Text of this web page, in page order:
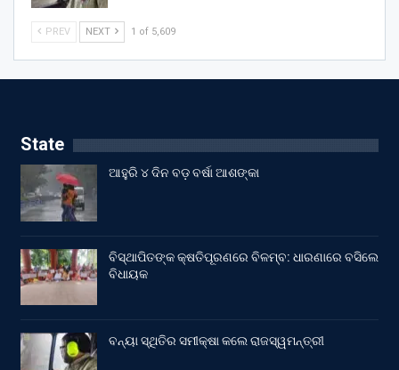
PREV NEXT 1 of 5,609
State
ଆହୁରି ୪ ଦିନ ବଡ଼ ବର୍ଷା ଆଶଙ୍କା
ବିସ୍ଥାପିତଙ୍କ କ୍ଷତିପୂରଣରେ ବିଳମ୍ବ: ଧାରଣାରେ ବସିଲେ
ବିଧାୟକ
ବନ୍ୟା ସ୍ଥିତିର ସମୀକ୍ଷା କଲେ ରାଜସ୍ୱମନ୍ତ୍ରୀ